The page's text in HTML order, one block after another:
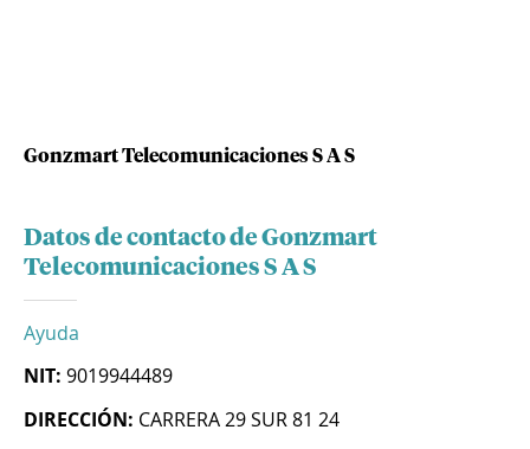
Gonzmart Telecomunicaciones S A S
Datos de contacto de Gonzmart
Telecomunicaciones S A S
Ayuda
NIT: 9019944489
DIRECCIÓN: CARRERA 29 SUR 81 24